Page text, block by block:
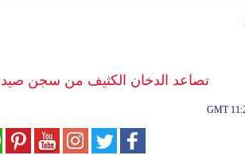
تصاعد الدخان الكثيف من سجن
GMT